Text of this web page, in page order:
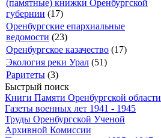
(памятные) книжки Оренбургской
губернии (17)
Оренбургские епархиальные
ведомости (23)
Оренбургское казачество (17)
Экология реки Урал (51)
Раритеты (3)
Быстрый поиск
Книги Памяти Оренбургской области
Газеты военных лет 1941 - 1945
Труды Оренбургской Ученой
Архивной Комиссии